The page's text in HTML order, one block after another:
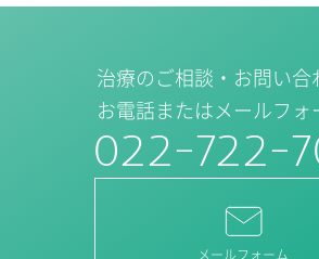
治療のご相談・お問い合
お電話またはメールフォ
022-722-
メールフォーム